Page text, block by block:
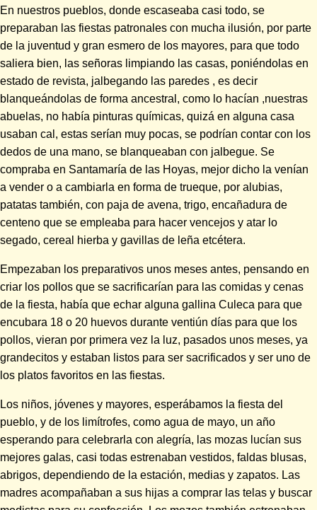
En nuestros pueblos, donde escaseaba casi todo, se
preparaban las fiestas patronales con mucha ilusión, por parte
de la juventud y gran esmero de los mayores, para que todo
saliera bien, las señoras limpiando las casas, poniéndolas en
estado de revista, jalbegando las paredes , es decir
blanqueándolas de forma ancestral, como lo hacían ,nuestras
abuelas, no había pinturas químicas, quizá en alguna casa
usaban cal, estas serían muy pocas, se podrían contar con los
dedos de una mano, se blanqueaban con jalbegue. Se
compraba en Santamaría de las Hoyas, mejor dicho la venían
a vender o a cambiarla en forma de trueque, por alubias,
patatas también, con paja de avena, trigo, encañadura de
centeno que se empleaba para hacer vencejos y atar lo
segado, cereal hierba y gavillas de leña etcétera.
Empezaban los preparativos unos meses antes, pensando en
criar los pollos que se sacrificarían para las comidas y cenas
de la fiesta, había que echar alguna gallina Culeca para que
encubara 18 o 20 huevos durante ventiún días para que los
pollos, vieran por primera vez la luz, pasados unos meses, ya
grandecitos y estaban listos para ser sacrificados y ser uno de
los platos favoritos en las fiestas.
Los niños, jóvenes y mayores, esperábamos la fiesta del
pueblo, y de los limítrofes, como agua de mayo, un año
esperando para celebrarla con alegría, las mozas lucían sus
mejores galas, casi todas estrenaban vestidos, faldas blusas,
abrigos, dependiendo de la estación, medias y zapatos. Las
madres acompañaban a sus hijas a comprar las telas y buscar